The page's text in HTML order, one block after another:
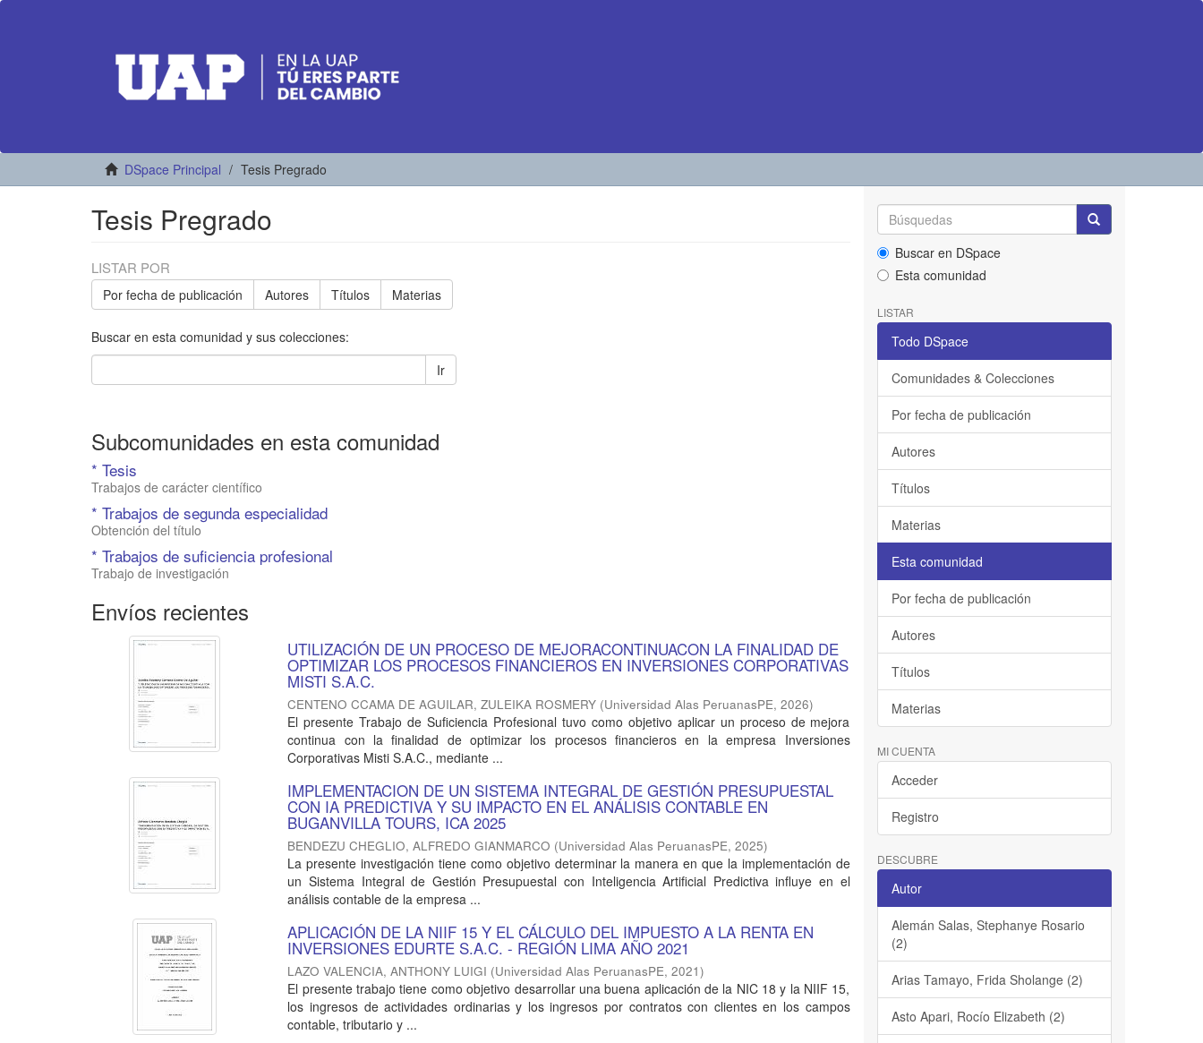
DSpace Principal Tesis Pregrado
Tesis Pregrado
LISTAR POR
Por fecha de publicación Autores Títulos Materias
Buscar en esta comunidad y sus colecciones:
Ir
Subcomunidades en esta comunidad
* Tesis
Trabajos de carácter científico
* Trabajos de segunda especialidad
Obtención del título
* Trabajos de suficiencia profesional
Trabajo de investigación
Envíos recientes
UTILIZACIÓN DE UN PROCESO DE MEJORACONTINUACON LA FINALIDAD DE
OPTIMIZAR LOS PROCESOS FINANCIEROS EN INVERSIONES CORPORATIVAS
MISTI S.A.C.
CENTENO CCAMA DE AGUILAR, ZULEIKA ROSMERY (Universidad Alas PeruanasPE,2026)
El presente Trabajo de Suficiencia Profesional tuvo como objetivo aplicar un proceso de mejora
continua con la finalidad de optimizar los procesos financieros en la empresa Inversiones
Corporativas Misti S.A.C., mediante ...
IMPLEMENTACION DE UN SISTEMA INTEGRAL DE GESTIÓN PRESUPUESTAL
CON IA PREDICTIVA Y SU IMPACTO EN EL ANÁLISIS CONTABLE EN
BUGANVILLA TOURS, ICA 2025
BENDEZU CHEGLIO, ALFREDO GIANMARCO (Universidad Alas PeruanasPE,2025)
La presente investigación tiene como objetivo determinar la manera en que la implementación de
un Sistema Integral de Gestión Presupuestal con Inteligencia Artificial Predictiva influye en el
análisis contable de la empresa ...
APLICACIÓN DE LA NIIF 15 Y EL CÁLCULO DEL IMPUESTO A LA RENTA EN
INVERSIONES EDURTE S.A.C. - REGIÓN LIMA AÑO 2021
LAZO VALENCIA, ANTHONY LUIGI (Universidad Alas PeruanasPE,2021)
El presente trabajo tiene como objetivo desarrollar una buena aplicación de la NIC 18 y la NIIF 15,
los ingresos de actividades ordinarias y los ingresos por contratos con clientes en los campos
contable, tributario y ...
Buscar en DSpace
Esta comunidad
LISTAR
Todo DSpace
Comunidades & Colecciones
Por fecha de publicación
Autores
Títulos
Materias
Esta comunidad
Por fecha de publicación
Autores
Títulos
Materias
MI CUENTA
Acceder
Registro
DESCUBRE
Autor
Alemán Salas, Stephanye Rosario
(2)
Arias Tamayo, Frida Sholange (2)
Asto Apari, Rocío Elizabeth (2)